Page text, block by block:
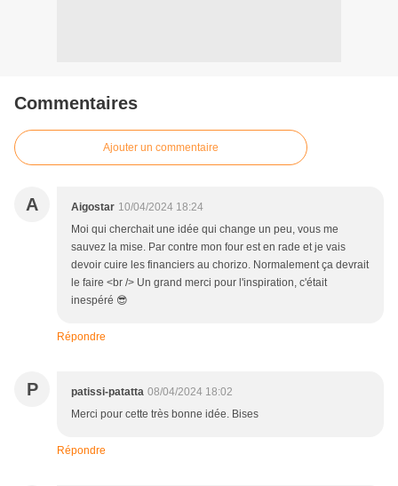
Commentaires
Ajouter un commentaire
A Aigostar 10/04/2024 18:24
Moi qui cherchait une idée qui change un peu, vous me
sauvez la mise. Par contre mon four est en rade et je vais
devoir cuire les financiers au chorizo. Normalement ça devrait
le faire <br /> Un grand merci pour l'inspiration, c'était
inespéré 😎
Répondre
P patissi-patatta 08/04/2024 18:02
Merci pour cette très bonne idée. Bises
Répondre